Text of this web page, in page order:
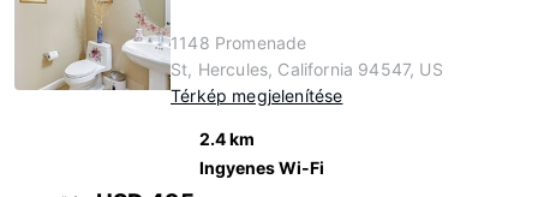
1148 Promenade
St, Hercules, California 94547, US
Térkép megjelenítése
2.4 km
Ingyenes Wi-Fi